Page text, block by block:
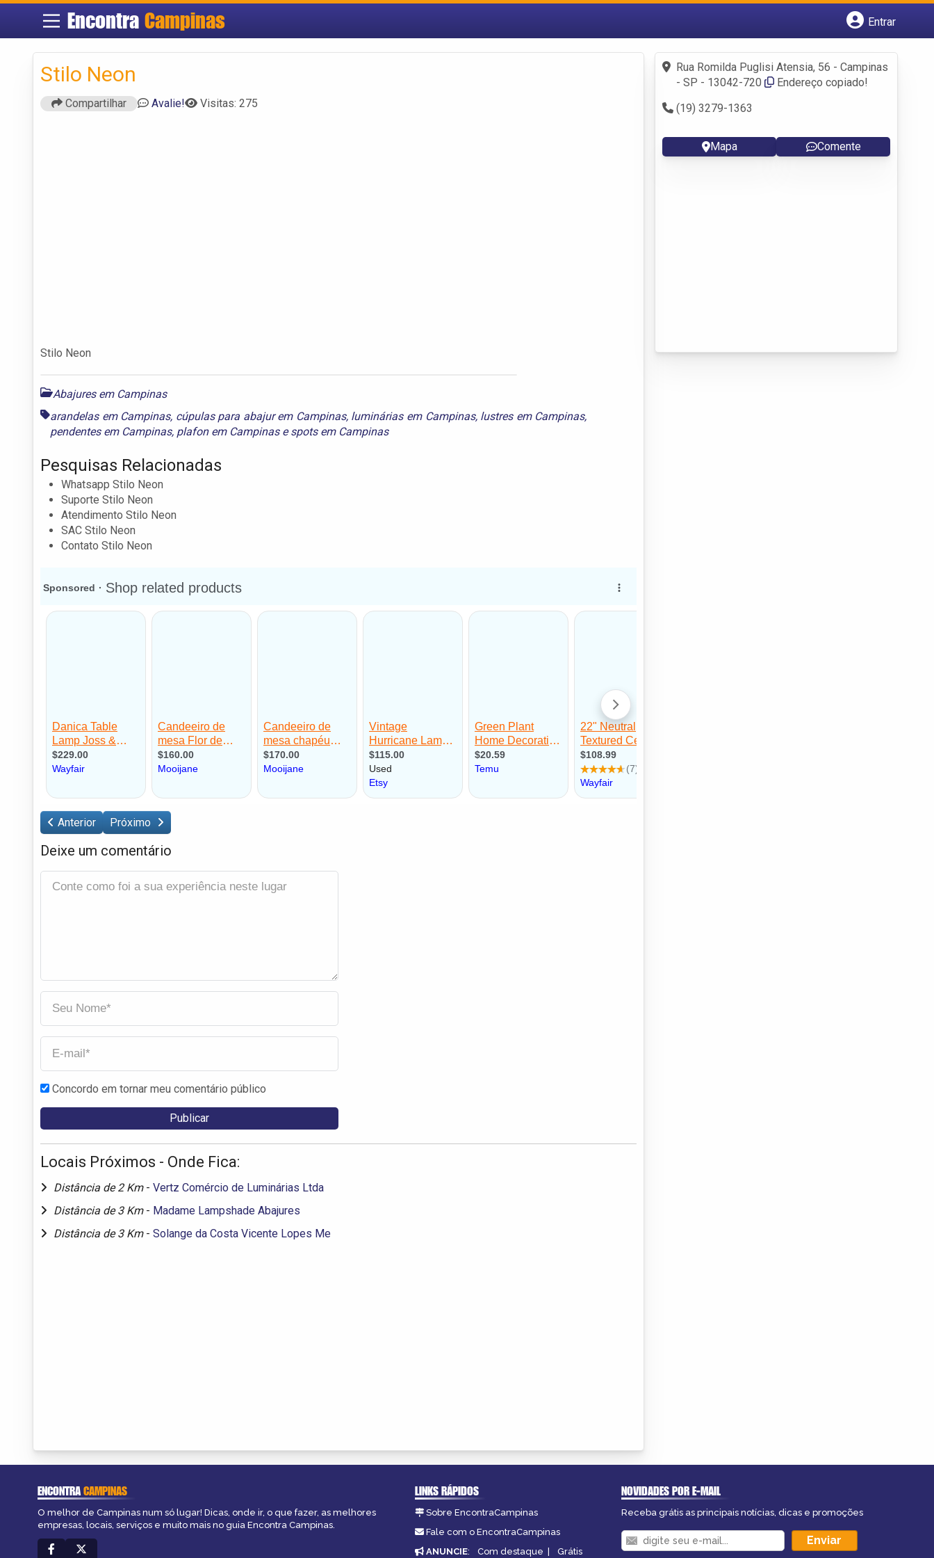
EncontraCampinas
Entrar
Fazer login
Criar conta
Stilo Neon
Compartilhar Avalie! Visitas: 275
Stilo Neon
Abajures em Campinas
arandelas em Campinas, cúpulas para abajur em Campinas, luminárias em Campinas, lustres em Campinas,
pendentes em Campinas, plafon em Campinasespots em Campinas
Pesquisas Relacionadas
Whatsapp Stilo Neon
Suporte Stilo Neon
Atendimento Stilo Neon
SAC Stilo Neon
Contato Stilo Neon
Anterior Próximo
Deixe um comentário
Concordo em tornar meu comentário público
Locais Próximos - Onde Fica:
Distância de 2 Km - Vertz Comércio de Luminárias Ltda
Distância de 3 Km - Madame Lampshade Abajures
Distância de 3 Km - Solange da Costa Vicente Lopes Me
Rua Romilda Puglisi Atensia, 56 - Campinas
- SP - 13042-720
Endereço copiado!
(19) 3279-1363
Mapa Comente
ENCONTRACAMPINAS
O melhor de Campinas num só lugar! Dicas, onde ir, o que fazer, as melhores
empresas, locais, serviços e muito mais no guia Encontra Campinas.
LINKS RÁPIDOS
Sobre EncontraCampinas
Fale com o EncontraCampinas
ANUNCIE: Com destaque | Grátis
NOVIDADES POR E-MAIL
Receba grátis as principais notícias, dicas e promoções